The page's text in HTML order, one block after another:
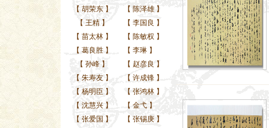
【 胡荣东】 【 陈泽雄 】
【 王精】 【 李国良 】
【 苗太林】 【 陈敏权 】
【 葛良胜】 【 李琳 】
【 孙峰】 【 赵彦良 】
【 朱寿友】 【 许成锋 】
【 杨明臣 】 【 张鸿林 】
【 沈慧兴】 【 金弋 】
【 张爱国 】 【 张锡庚 】